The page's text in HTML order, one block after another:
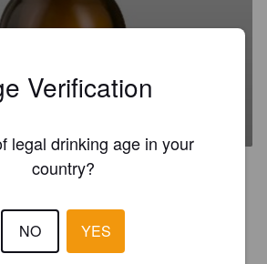
PILSENER
Vertriebs und Beteiligungsgesellschaft mbH
Verification
legal drinking age in your
country?
NO YES